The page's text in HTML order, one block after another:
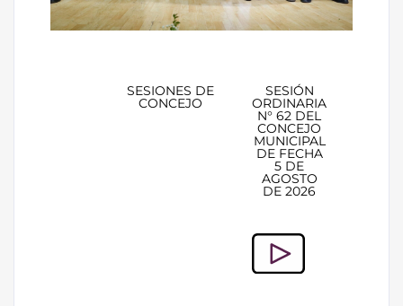
SESIONES DE
CONCEJO
SESIÓN
ORDINARIA
N° 62 DEL
CONCEJO
MUNICIPAL
DE FECHA
5 DE
AGOSTO
DE 2026